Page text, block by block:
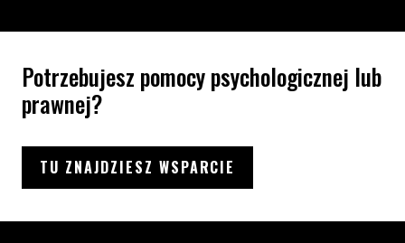
Potrzebujesz pomocy psychologicznej lub
prawnej?
TU ZNAJDZIESZ WSPARCIE